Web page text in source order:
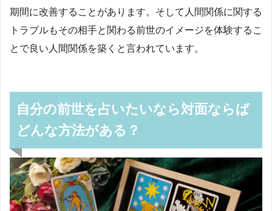
期間に改善することがあります。そして人間関係に関する
トラブルもその相手と関わる前世のイメージを体験するこ
とで良い人間関係を築くと言われています。
自分の前世を占いたいなら対面ならば
どんな方法がある？